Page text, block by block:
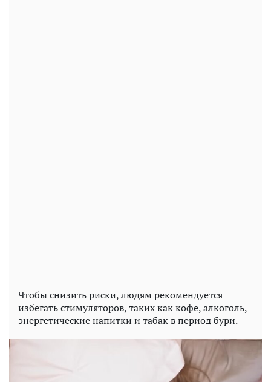
Чтобы снизить риски, людям рекомендуется
избегать стимуляторов, таких как кофе, алкоголь,
энергетические напитки и табак в период бури.